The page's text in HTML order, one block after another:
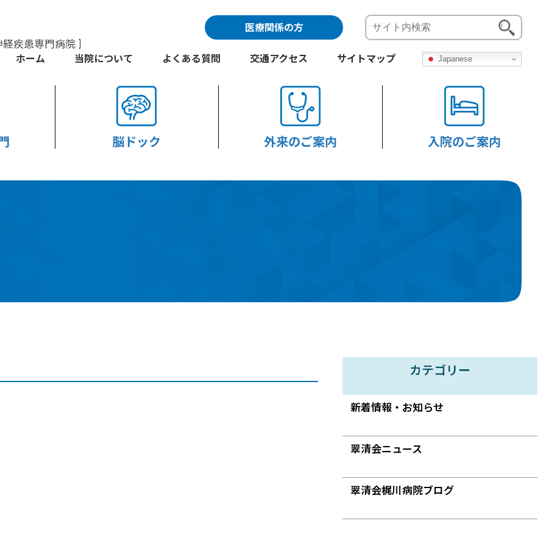
脳ドック 外来のご案内 入院のご案内
ホーム 当院について よくある質問 交通アクセス サイトマップ Japanese
医療関係の方
カテゴリー
新着情報・お知らせ
翠清会ニュース
翠清会梶川病院ブログ